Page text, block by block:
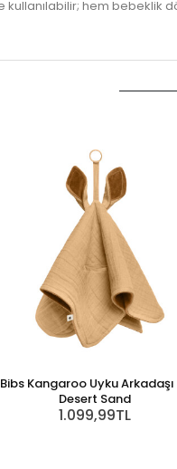
hem bebeklik
Bibs Kangaroo Uyku
Desert Sand
1.099,99TL